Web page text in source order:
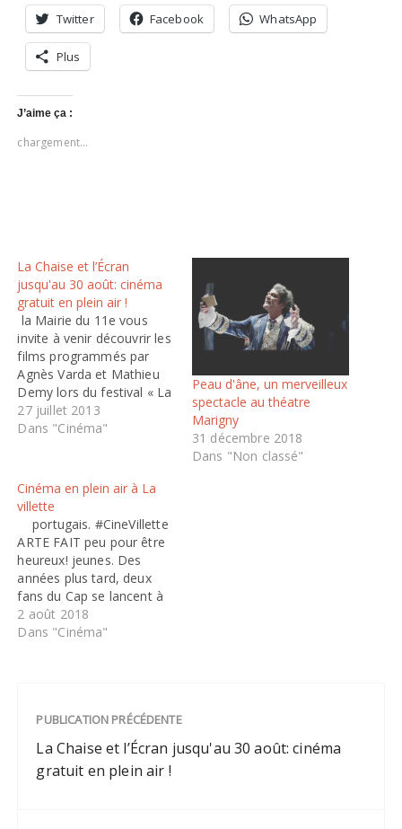
Twitter Facebook WhatsApp
Plus
J’aime ça :
chargement…
La Chaise et l’Écran
jusqu'au 30 août: cinéma
gratuit en plein air !
la Mairie du 11e vous
invite à venir découvrir les
films programmés par
Agnès Varda et Mathieu
Demy lors du festival « La
Chaise et L’Écran »
Comme chaque année, «
dans le 11e en proposant
tout au long…
27 juillet 2013
Dans "Cinéma"
Peau d'âne, un merveilleux
spectacle au théatre
Marigny
31 décembre 2018
Dans "Non classé"
Cinéma en plein air à La
villette
portugais. #CineVillette
ARTE FAIT peu pour être
heureux! jeunes. Des
années plus tard, deux
fans du Cap se lancent à
sa recherche. Sugar Man
de BRISE-RESSORT -
Alors qu'elles sont
arrêtées par…
2 août 2018
Dans "Cinéma"
PUBLICATION PRÉCÉDENTE
La Chaise et l’Écran jusqu'au 30 août: cinéma
gratuit en plein air !